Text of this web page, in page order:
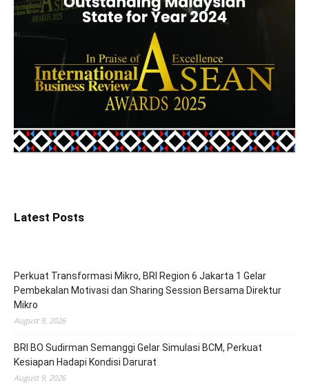
Latest Posts
Perkuat Transformasi Mikro, BRI Region 6 Jakarta 1 Gelar
Pembekalan Motivasi dan Sharing Session Bersama Direktur
Mikro
August 9, 2026
BRI BO Sudirman Semanggi Gelar Simulasi BCM, Perkuat
Kesiapan Hadapi Kondisi Darurat
August 9, 2026